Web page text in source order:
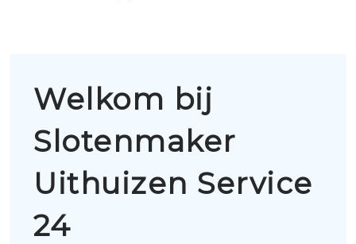
Welkom bij
Slotenmaker
Uithuizen Service
24